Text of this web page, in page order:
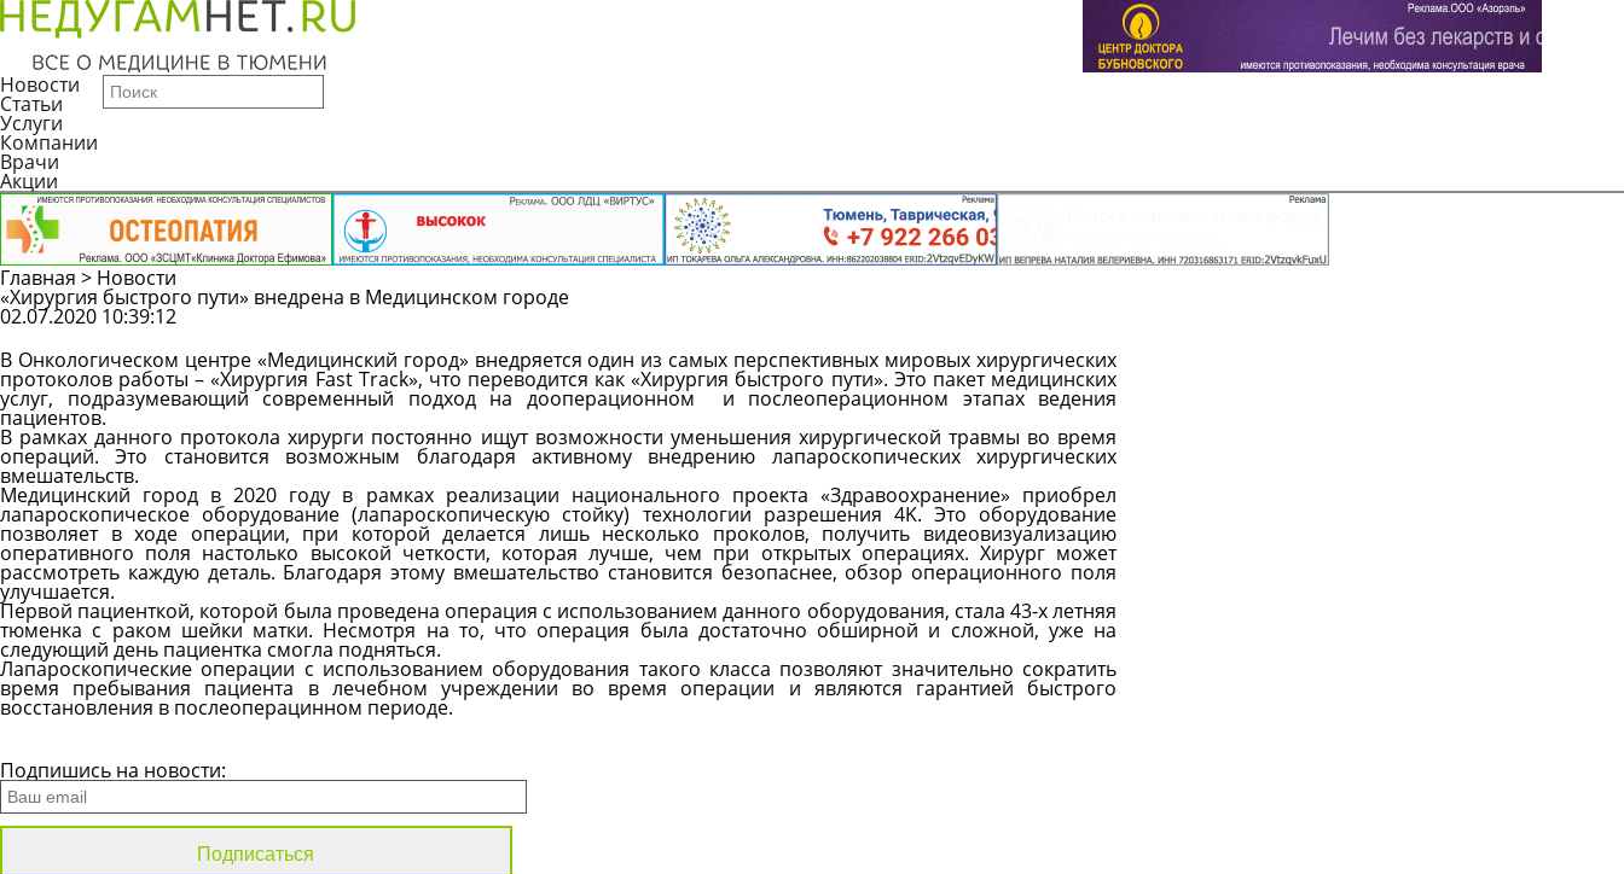
Новости
Статьи
Услуги
Компании
Врачи
Акции
Главная > Новости
«Хирургия быстрого пути» внедрена в Медицинском городе
02.07.2020 10:39:12
В Онкологическом центре «Медицинский город» внедряется один из самых перспективных мировых хирургических
протоколов работы – «Хирургия Fast Track», что переводится как «Хирургия быстрого пути». Это пакет медицинских
услуг, подразумевающий современный подход на дооперационном и послеоперационном этапах ведения
пациентов.
В рамках данного протокола хирурги постоянно ищут возможности уменьшения хирургической травмы во время
операций. Это становится возможным благодаря активному внедрению лапароскопических хирургических
вмешательств.
Медицинский город в 2020 году в рамках реализации национального проекта «Здравоохранение» приобрел
лапароскопическое оборудование (лапароскопическую стойку) технологии разрешения 4K. Это оборудование
позволяет в ходе операции, при которой делается лишь несколько проколов, получить видеовизуализацию
оперативного поля настолько высокой четкости, которая лучше, чем при открытых операциях. Хирург может
рассмотреть каждую деталь. Благодаря этому вмешательство становится безопаснее, обзор операционного поля
улучшается.
Первой пациенткой, которой была проведена операция с использованием данного оборудования, стала 43-х летняя
тюменка с раком шейки матки. Несмотря на то, что операция была достаточно обширной и сложной, уже на
следующий день пациентка смогла подняться.
Лапароскопические операции с использованием оборудования такого класса позволяют значительно сократить
время пребывания пациента в лечебном учреждении во время операции и являются гарантией быстрого
восстановления в послеоперацинном периоде.
Подпишись на новости: